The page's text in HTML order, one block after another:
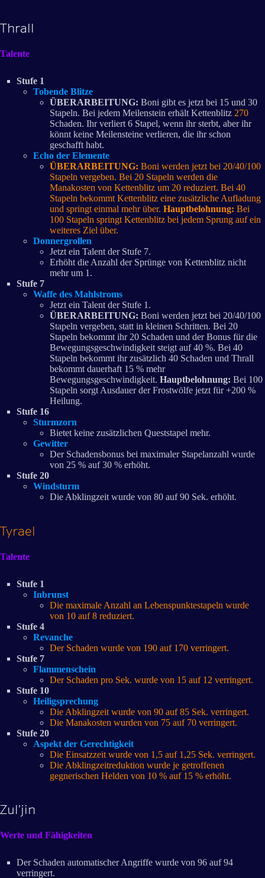
Thrall
Talente
Stufe 1
Tobende Blitze
ÜBERARBEITUNG: Boni gibt es jetzt bei 15 und 30
Stapeln. Bei jedem Meilenstein erhält Kettenblitz 270
Schaden. Ihr verliert 6 Stapel, wenn ihr sterbt, aber ihr
könnt keine Meilensteine verlieren, die ihr schon
geschafft habt.
Echo der Elemente
ÜBERARBEITUNG: Boni werden jetzt bei 20/40/100
Stapeln vergeben. Bei 20 Stapeln werden die
Manakosten von Kettenblitz um 20 reduziert. Bei 40
Stapeln bekommt Kettenblitz eine zusätzliche Aufladung
und springt einmal mehr über. Hauptbelohnung: Bei
100 Stapeln springt Kettenblitz bei jedem Sprung auf ein
weiteres Ziel über.
Donnergrollen
Jetzt ein Talent der Stufe 7.
Erhöht die Anzahl der Sprünge von Kettenblitz nicht
mehr um 1.
Stufe 7
Waffe des Mahlstroms
Jetzt ein Talent der Stufe 1.
ÜBERARBEITUNG: Boni werden jetzt bei 20/40/100
Stapeln vergeben, statt in kleinen Schritten. Bei 20
Stapeln bekommt ihr 20 Schaden und der Bonus für die
Bewegungsgeschwindigkeit steigt auf 40 %. Bei 40
Stapeln bekommt ihr zusätzlich 40 Schaden und Thrall
bekommt dauerhaft 15 % mehr
Bewegungsgeschwindigkeit. Hauptbelohnung: Bei 100
Stapeln sorgt Ausdauer der Frostwölfe jetzt für +200 %
Heilung.
Stufe 16
Sturmzorn
Bietet keine zusätzlichen Queststapel mehr.
Gewitter
Der Schadensbonus bei maximaler Stapelanzahl wurde
von 25 % auf 30 % erhöht.
Stufe 20
Windsturm
Die Abklingzeit wurde von 80 auf 90 Sek. erhöht.
Tyrael
Talente
Stufe 1
Inbrunst
Die maximale Anzahl an Lebenspunktestapeln wurde
von 10 auf 8 reduziert.
Stufe 4
Revanche
Der Schaden wurde von 190 auf 170 verringert.
Stufe 7
Flammenschein
Der Schaden pro Sek. wurde von 15 auf 12 verringert.
Stufe 10
Heiligsprechung
Die Abklingzeit wurde von 90 auf 85 Sek. verringert.
Die Manakosten wurden von 75 auf 70 verringert.
Stufe 20
Aspekt der Gerechtigkeit
Die Einsatzzeit wurde von 1,5 auf 1,25 Sek. verringert.
Die Abklingzeitreduktion wurde je getroffenen
gegnerischen Helden von 10 % auf 15 % erhöht.
Zul’jin
Werte und Fähigkeiten
Der Schaden automatischer Angriffe wurde von 96 auf 94
verringert.